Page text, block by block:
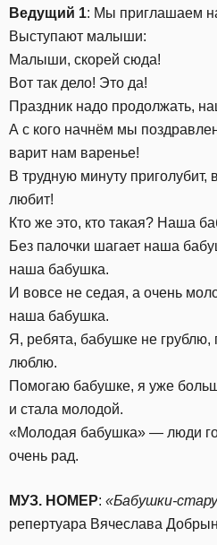
Ведущий 1: Мы приглашаем
Выступают малыши:
Малыши, скорей сюда!
Вот так дело! Это да!
Праздник надо продолжать,
А с кого начнём мы
варит нам варенье!
В трудную минуту
любит!
Кто же это, кто такая? Наша
Без палочки шагает наша
наша бабушка.
И вовсе не седая, а очень
наша бабушка.
Я, ребята, бабушке не грублю,
люблю.
Помогаю бабушке, я уже
и стала молодой.
«Молодая бабушка» — люди
очень рад.
МУЗ. НОМЕР: «Бабушки-
репертуара Вячеслава